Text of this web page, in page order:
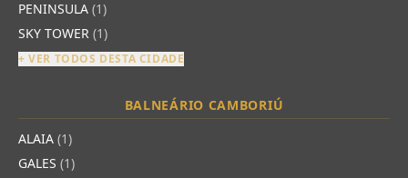
PENINSULA (1)
SKY TOWER (1)
+ VER TODOS DESTA CIDADE
BALNEÁRIO CAMBORIÚ
ALAIA (1)
GALES (1)